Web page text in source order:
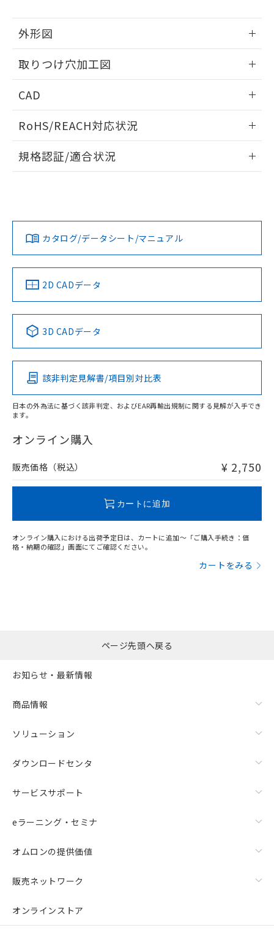
外形図
取りつけ穴加工図
CAD
ドすることができます。
ログイン/会員登録
ダウンロードデータをご利用いただく前に、以下を必ずお読
みください。
ソフトウェアの使用条件
RoHS/REACH対応状況
EU RoHS 注意事項・凡例
対応済み
中国 RoHS 注意事項・凡例
Pb Hg Cd Cr(VI)
O
在庫等で未対応品が混在する可能性があります。
問い合わせください。
規格認証/適合状況
LR型式承認
（イギリス
船舶規格）
DNV型式承認
（ノルウェー
BV型式承認
（フランス
KR型式
（韓国
No No No No
この製品の規格認証/適合状況ページへ
その他の認証はこちらのページからご検索ください
カタログ/データシート/マニュアル
2D CADデータ
3D CADデータ
該非判定見解書/項目別対比表
日本の外為法に基づく該非判定、およびEAR再輸出規制に関する見解が入手でき
ます。
オンライン購入
販売価格（税込） ¥ 2,750
カートに追加
オンライン購入における出荷予定日は、カートに追加～「ご購入手続き：価
格・納期の確認」画面にてご確認ください。
カートをみる
欄に対応日を記載しておりました。
既に当社にて対応品への在庫切替を完了
していることから、特段のことがない限
り、2022年1月12日より割愛しておりま
す。
ページ先頭へ戻る
お知らせ・最新情報
商品情報
ソリューション
ダウンロードセンタ
サービスサポート
eラーニング・セミナ
オムロンの提供価値
販売ネットワーク
オンラインストア